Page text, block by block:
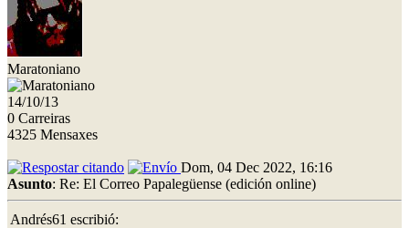
Maratoniano
14/10/13
0 Carreiras
4325 Mensaxes
Dom, 04 Dec 2022, 16:16
Asunto: Re: El Correo Papalegüense (edición online)
Andrés61 escribió: